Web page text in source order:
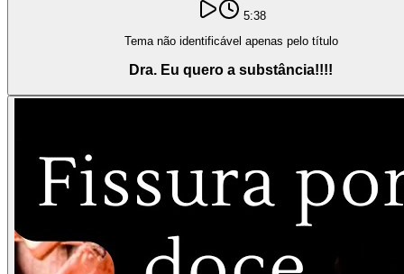
5:38
Tema não identificável apenas pelo título
Dra. Eu quero a substância!!!!